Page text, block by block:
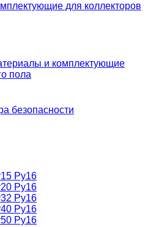
для коллекторов
и комплектующие
пола
безопасности
Ру16
Ру16
Ру16
Ру16
Ру16